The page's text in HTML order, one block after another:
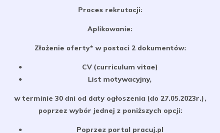
Proces rekrutacji:
Aplikowanie:
Złożenie oferty* w postaci 2 dokumentów:
CV (curriculum vitae)
List motywacyjny,
w terminie 30 dni od daty ogłoszenia (do 27.05.2023r.),
poprzez wybór jednej z poniższych opcji:
Poprzez portal pracuj.pl